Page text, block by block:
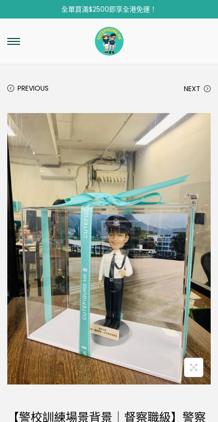
全單買滿$2500即享全港免運！
PREVIOUS NEXT
【警校訓練場景背景｜督察職級】警察